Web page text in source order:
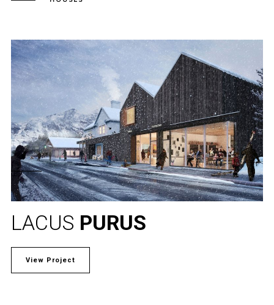
LACUS PURUS
View Project